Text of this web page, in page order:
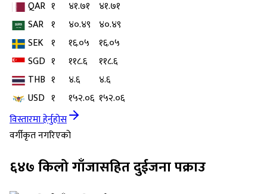
QAR १ ४१.७१
४१.७१
SAR १ ४०.४९ ४०.४९
SEK १ १६.०५
१६.०५
SGD १ ११८.६
११८.६
THB १ ४.६
४.६
USD १ १५२.०६ १५२.०६
विस्तारमा हेर्नुहोस
वर्गीकृत नगरिएको
६४७ किलो गाँजासहित दुईजना पक्राउ